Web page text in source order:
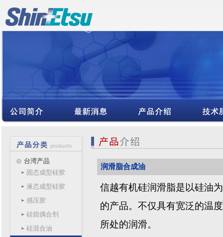
台湾产品
固态成型硅胶
液态成型硅胶
感压胶
硅烷偶合剂
硅混合油
润滑脂合成油
信越有机硅润滑脂是以硅油
的产品。不仅具有宽泛的温
所处的润滑。